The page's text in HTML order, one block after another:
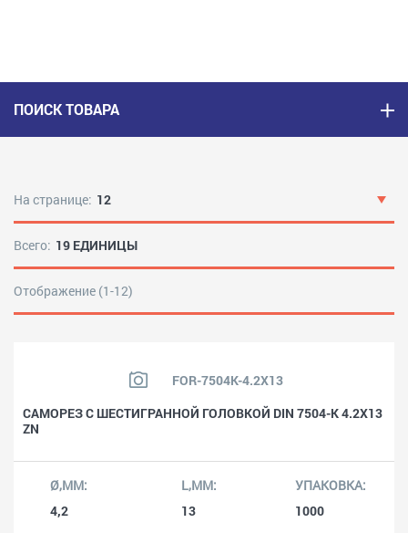
ПОИСК ТОВАРА
На странице: 12
Всего: 19 ЕДИНИЦЫ
Отображение (1-12)
FOR-7504K-4.2X13
САМОРЕЗ С ШЕСТИГРАННОЙ ГОЛОВКОЙ DIN 7504-K 4.2X13
ZN
4,2 13 1000